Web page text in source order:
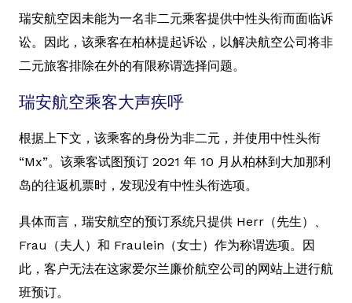
瑞安航空因未能为一名非二元乘客提供中性头衔而面临诉
讼。因此，该乘客在柏林提起诉讼，以解决航空公司将非
二元旅客排除在外的有限称谓选择问题。
瑞安航空乘客大声疾呼
根据上下文，该乘客的身份为非二元，并使用中性头衔
“Mx”。该乘客试图预订 2021 年 10 月从柏林到大加那利
岛的往返机票时，发现没有中性头衔选项。
具体而言，瑞安航空的预订系统只提供 Herr（先生）、
Frau（夫人）和 Fraulein（女士）作为称谓选项。因
此，客户无法在这家爱尔兰廉价航空公司的网站上进行航
班预订。